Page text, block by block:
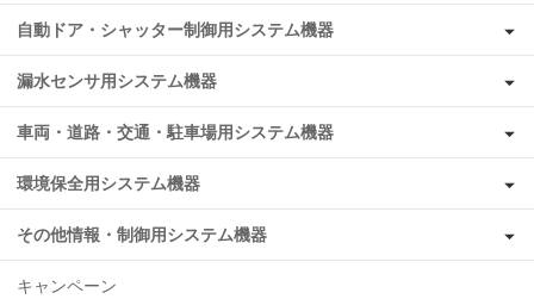
自動ドア・シャッター制御用システム機器
漏水センサ用システム機器
車両・道路・交通・駐車場用システム機器
環境保全用システム機器
その他情報・制御用システム機器
キャンペーン